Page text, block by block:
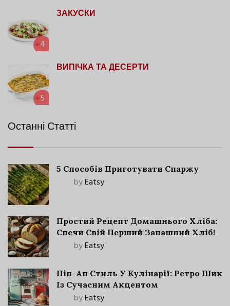
4
ЗАКУСКИ
5
ВИПІЧКА ТА ДЕСЕРТИ
Останні Статті
5 Способів Приготувати Спаржу
byEatsy
Простий Рецепт Домашнього Хліба:
Спечи Свій Перший Запашний Хліб!
byEatsy
Пін-Ап Стиль У Кулінарії: Ретро Шик
Із Сучасним Акцентом
byEatsy